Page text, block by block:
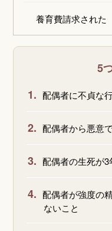
養育費請求された
5
1. 配偶者に不貞な
2. 配偶者から悪意
3. 配偶者の生死が3
4. 配偶者が強度の
ないこと